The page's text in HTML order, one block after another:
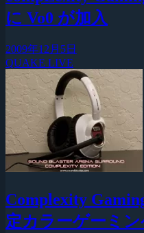
に Vo0 が加入
2009年12月5日
QUAKE LIVE
Complexity
定カラーゲーミ